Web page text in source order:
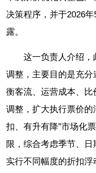
决策程序，并于2026
露。
这一负责人介绍
调整，主要目的是充
衡客流、运营成本、
调整，扩大执行票价的
扣、有升有降”市场化
限，综合考虑季节、日
实行不同幅度的折扣